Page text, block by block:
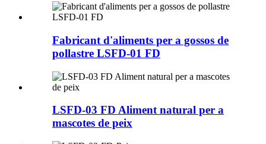
Fabricant d'aliments per a gossos de
pollastre LSFD-01 FD
LSFD-03 FD Aliment natural per a
mascotes de peix